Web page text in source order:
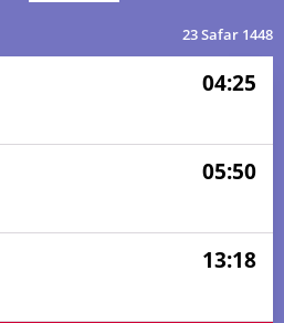
23 Safar 1448
04:25
05:50
13:18